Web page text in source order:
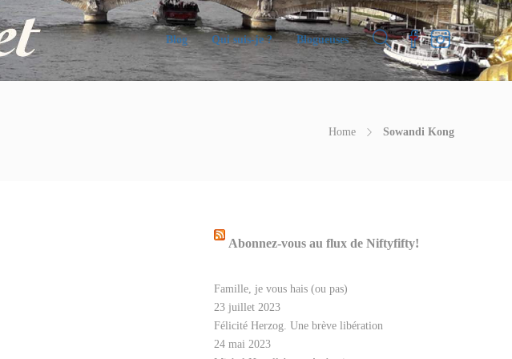
Blog Qui suis-je ? Blogueuses
Home Sowandi Kong
Abonnez-vous au flux de Niftyfifty!
Famille, je vous hais (ou pas)
23 juillet 2023
Félicité Herzog. Une brève libération
24 mai 2023